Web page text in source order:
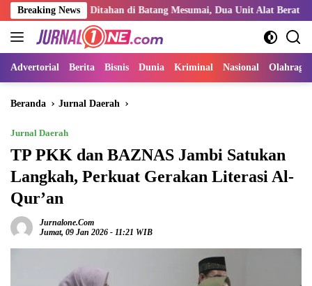
Langsung
ke
konten
Breaking News
Ditahan di Batang Mesumai, Dua Unit Alat Berat Kabarnya Milik
Advertorial Berita Bisnis Dunia Kriminal Nasional Olahraga
Beranda Jurnal Daerah
Jurnal Daerah
TP PKK dan BAZNAS Jambi Satukan
Langkah, Perkuat Gerakan Literasi Al-
Qur’an
Jurnalone.com
Jumat, 09 Jan 2026 - 11:21 WIB